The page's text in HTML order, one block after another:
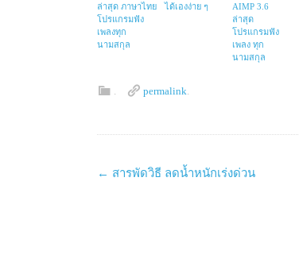
ล่าสุด ภาษาไทย
โปรแกรมฟัง
เพลงทุก
นามสกุล
ได้เองง่าย ๆ
AIMP 3.6
ล่าสุด
โปรแกรมฟัง
เพลง ทุก
นามสกุล
permalink
Post
← สารพัดวิธี ลดน้ำหนักเร่งด่วน